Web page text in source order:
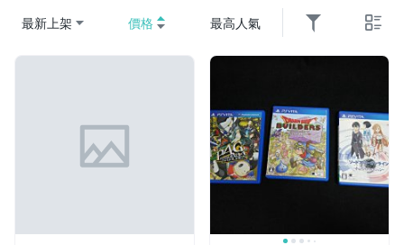
最新上架 價格 最高人氣